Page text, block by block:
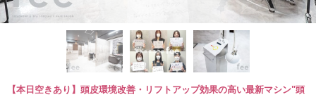
【本日空きあり】頭皮環境改善・リフトアップ効果の高い最新マシン"頭